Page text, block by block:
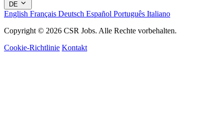
DE
English Français Deutsch Español Português Italiano
Copyright © 2026 CSR Jobs. Alle Rechte vorbehalten.
Cookie-Richtlinie Kontakt